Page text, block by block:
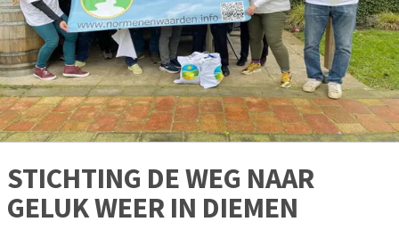
STICHTING DE WEG NAAR
GELUK WEER IN DIEMEN